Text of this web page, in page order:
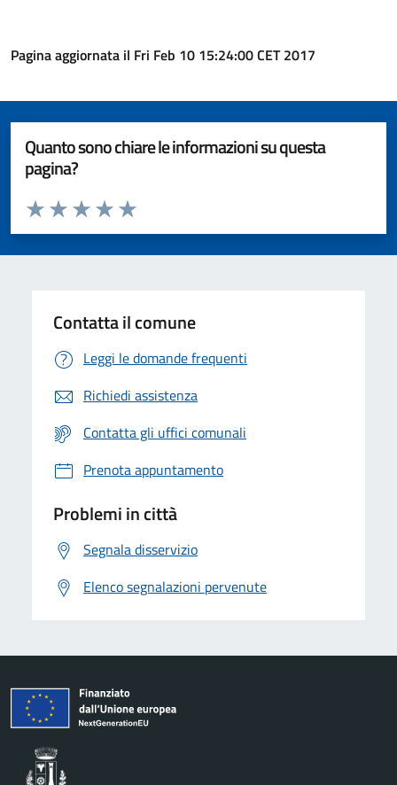
Pagina aggiornata il Fri Feb 10 15:24:00 CET 2017
Quanto sono chiare le informazioni su questa
pagina?
Valuta da 1 a 5 stelle la pagina
Valuta 5 stelle su 5
Valuta 4 stelle su 5
Valuta 3 stelle su 5
Valuta 2 stelle su 5
Valuta 1 stelle su 5
Contatta il comune
Leggi le domande frequenti
Richiedi assistenza
Contatta gli uffici comunali
Prenota appuntamento
Problemi in città
Segnala disservizio
Elenco segnalazioni pervenute